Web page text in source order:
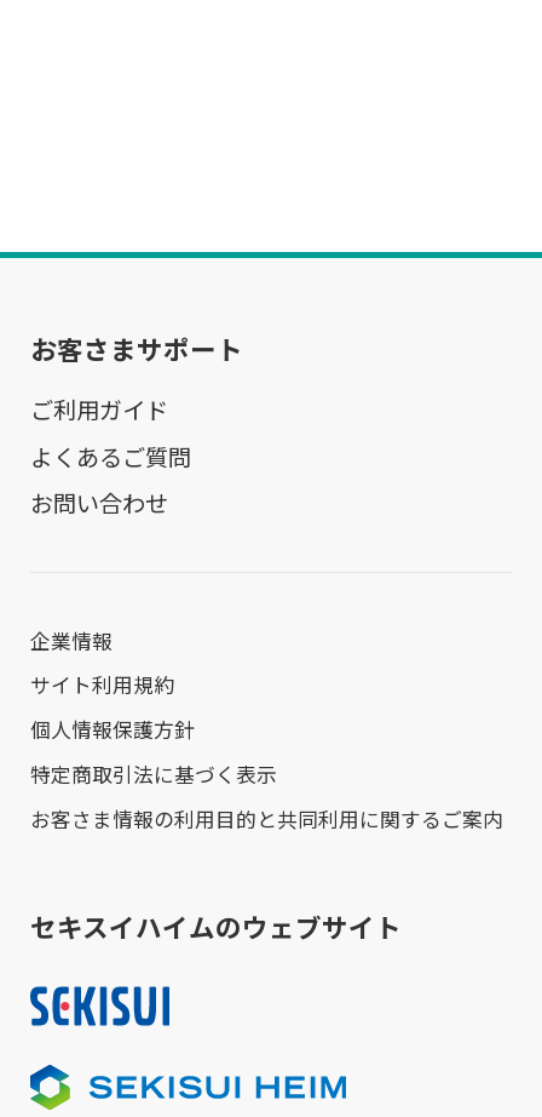
お客さまサポート
ご利用ガイド
よくあるご質問
お問い合わせ
企業情報
サイト利用規約
個人情報保護方針
特定商取引法に基づく表示
お客さま情報の利用目的と共同利用に関するご案内
セキスイハイムのウェブサイト